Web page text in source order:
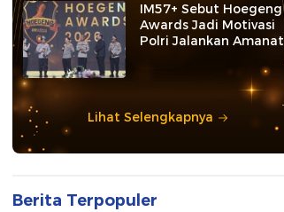
IM57+ Sebut Hoegeng
Awards Jadi Motivasi
Polri Jalankan Amanat
Lihat Selengkapnya
Berita Terpopuler